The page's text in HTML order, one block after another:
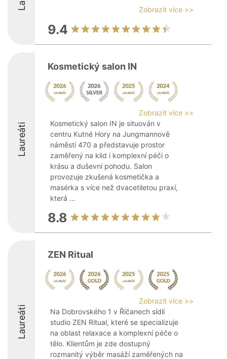
Zobrazit více >>
9.4
Laureáti
Kosmetický salon IN
Zobrazit více >>
Kosmetický salon IN je situován v
centru Kutné Hory na Jungmannově
náměstí 470 a představuje prostor
zaměřený na klid i komplexní péči o
krásu a duševní pohodu. Salon
provozuje zkušená kosmetička a
masérka s více než dvacetiletou praxí,
která ...
8.8
Laureáti
ZEN Ritual
Zobrazit více >>
Na Dobrovského 1 v Říčanech sídlí
studio ZEN Ritual, které se specializuje
na oblast relaxace a komplexní péče o
tělo. Klientům je zde dostupný
rozmanitý výběr masáží zaměřených na